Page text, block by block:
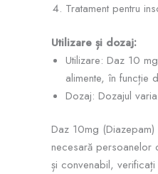
Tratament pentru
Utilizare și dozaj:
Utilizare: Daz 10
alimente, în funcție
Dozaj: Dozajul
Daz 10mg
necesară persoanelor
și convenabil,